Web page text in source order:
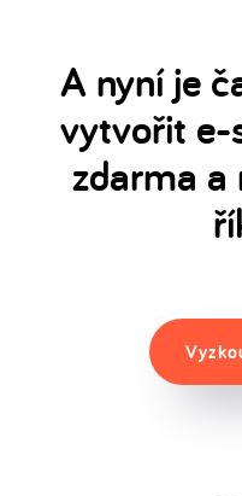
A nyní je
vytvořit e-
zdarma a